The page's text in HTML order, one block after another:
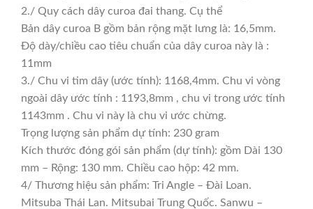
2./ Quy cách dây curoa đai thang. Cụ thể
Bản dây curoa B gồm bản rộng mặt lưng là: 16,5mm.
Độ dày/chiều cao tiêu chuẩn của dây curoa này là :
11mm
3./ Chu vi tim dây (ước tính): 1168,4mm. Chu vi vòng
ngoài dây ước tính : 1193,8mm , chu vi trong ước tính
1143mm . Chu vi này là chu vi ước chừng.
Trọng lượng sản phẩm dự tính: 230 gram
Kích thước đóng gói sản phẩm (dự tính): gồm Dài 130
mm – Rộng: 130 mm. Chiều cao hộp: 42 mm.
4/ Thương hiệu sản phẩm: Tri Angle – Đài Loan.
Mitsuba Thái Lan. Mitsubai Trung Quốc. Sanwu –